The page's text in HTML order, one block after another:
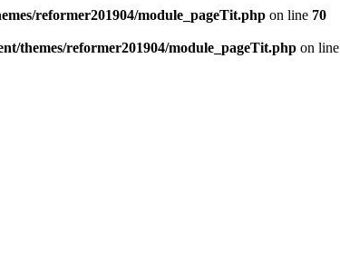
reformer201904/module_pageTit.php on line 70
themes/reformer201904/module_pageTit.php on line